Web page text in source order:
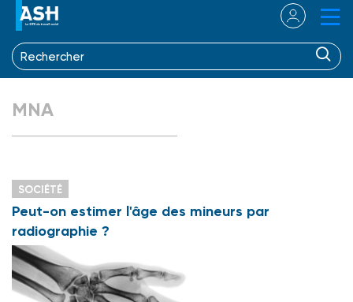
MNA
SOCIÉTÉ
Peut-on estimer l'âge des mineurs par
radiographie ?